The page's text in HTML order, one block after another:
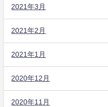
2021年3月
2021年2月
2021年1月
2020年12月
2020年11月